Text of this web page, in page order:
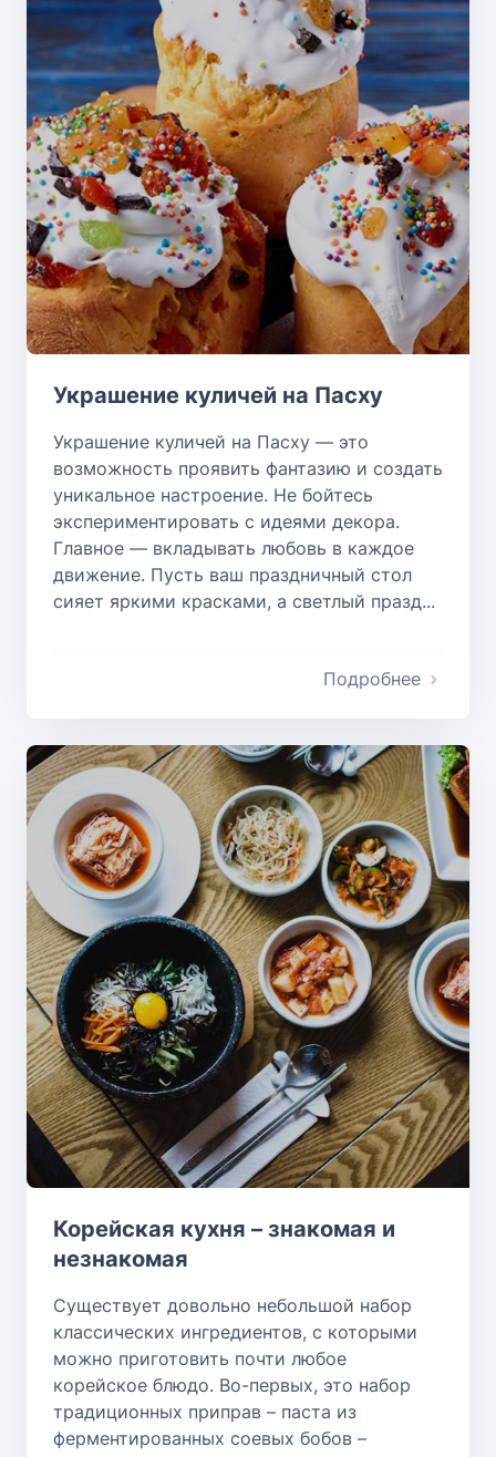
Украшение куличей на Пасху
Украшение куличей на Пасху — это
возможность проявить фантазию и создать
уникальное настроение. Не бойтесь
экспериментировать с идеями декора.
Главное — вкладывать любовь в каждое
движение. Пусть ваш праздничный стол
сияет яркими красками, а светлый празд...
Подробнее
Корейская кухня – знакомая и
незнакомая
Существует довольно небольшой набор
классических ингредиентов, с которыми
можно приготовить почти любое
корейское блюдо. Во-первых, это набор
традиционных приправ – паста из
ферментированных соевых бобов –